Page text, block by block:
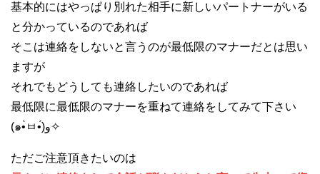
基本的にはやっぱり別れた相手に新しいパートナーがいる
と分かっているのであれば
そこは連絡をしないと言うのが最低限のマナーだとは思い
ますが
それでもどうしても連絡したいのであれば
最低限に最低限のマナーを重ねて連絡をしてみて下さい
(๑•̀ㅂ•́)و✧
ただご注意頂きたいのは